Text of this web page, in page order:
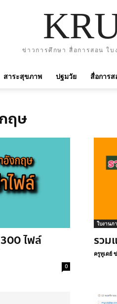
ข่าวการศึกษา สื่อการสอน ใ
สาระสุขภาพ ปฐมวัย สื่อการ
ฤษ
ไฟล์
0
ใบงานภ
รวม
ครูทูเดย์